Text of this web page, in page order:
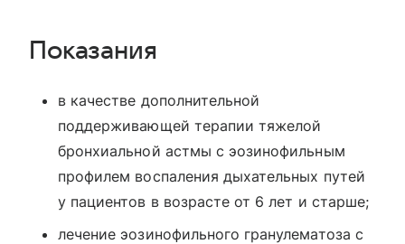
Показания
в качестве дополнительной
поддерживающей терапии тяжелой
бронхиальной астмы с эозинофильным
профилем воспаления дыхательных путей
у пациентов в возрасте от 6 лет и старше;
лечение эозинофильного гранулематоза с